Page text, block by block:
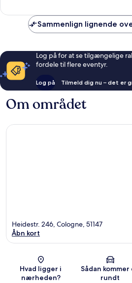
anmeldelser
Sammenlign lignende
Log på for at se tilgængelige
fordele til flere eventyr.
Log på Tilmeld dig nu – det er
Om området
Kort
Heidestr. 246, Cologne, 51147
Åbn kort
Hvad ligger i
nærheden?
Sådan kommer
rundt